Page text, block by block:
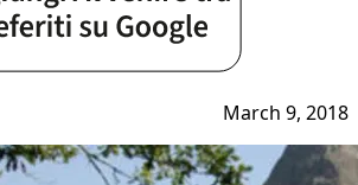
March 9, 2018